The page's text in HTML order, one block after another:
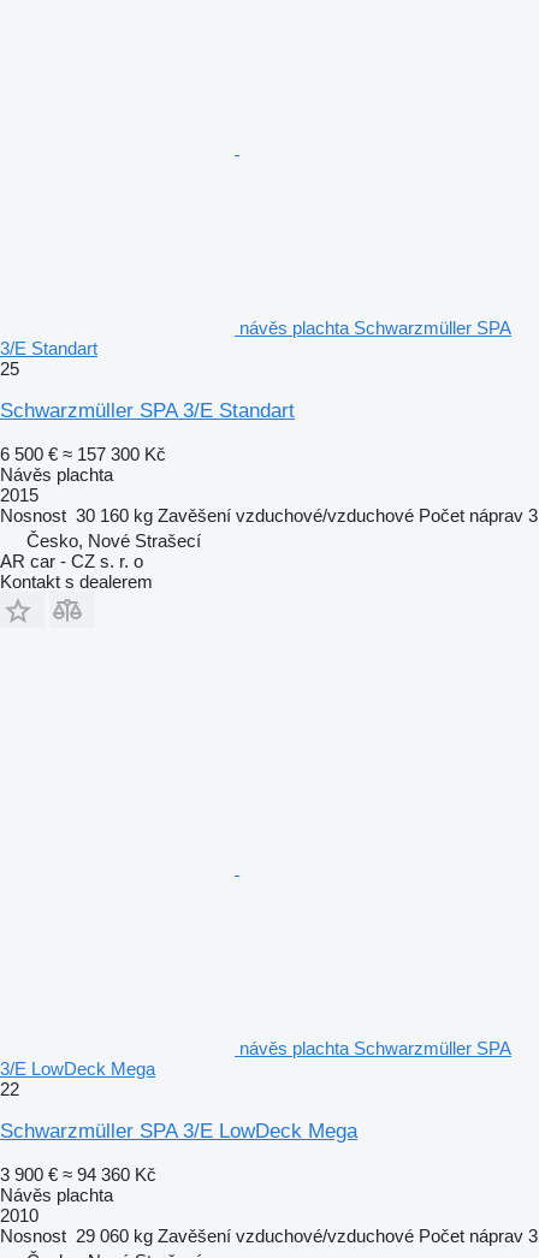
návěs plachta Schwarzmüller SPA
3/E Standart
25
Schwarzmüller SPA 3/E Standart
6 500 € ≈ 157 300 Kč
Návěs plachta
2015
Nosnost 30 160 kg Zavěšení vzduchové/vzduchové Počet náprav 3
Česko, Nové Strašecí
AR car - CZ s. r. o
Kontakt s dealerem
návěs plachta Schwarzmüller SPA
3/E LowDeck Mega
22
Schwarzmüller SPA 3/E LowDeck Mega
3 900 € ≈ 94 360 Kč
Návěs plachta
2010
Nosnost 29 060 kg Zavěšení vzduchové/vzduchové Počet náprav 3